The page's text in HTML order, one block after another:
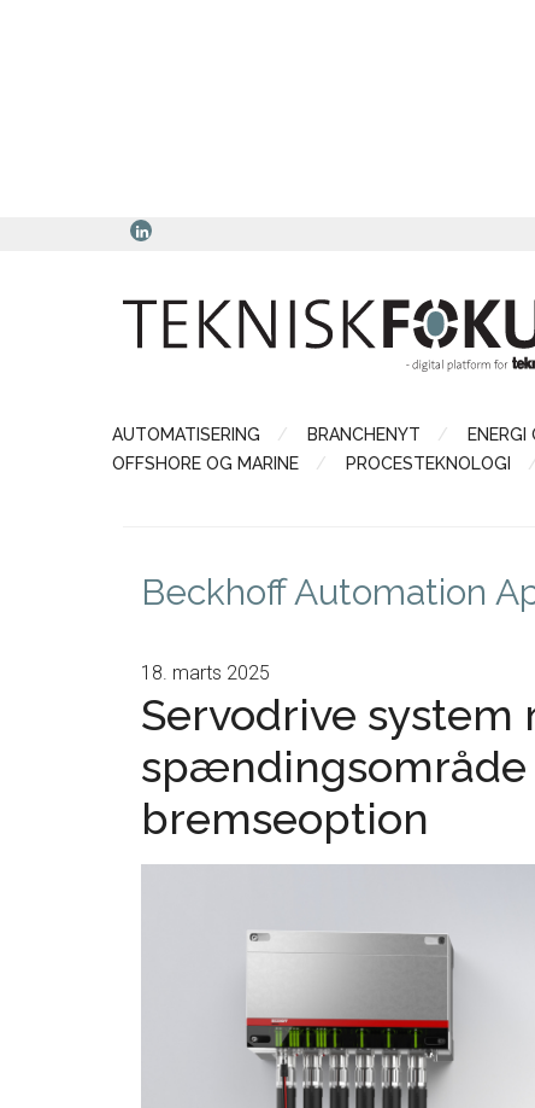
AUTOMATISERING BRANCHENYT
OFFSHORE OG MARINE
PROCESTEKNOLOGI
Beckhoff Automation
18. marts 2025
Servodrive system
bremseoption